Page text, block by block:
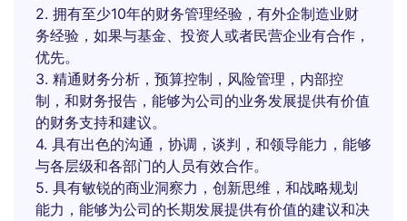
2. 拥有至少10年的财务管理经验，有外企制造业财
务经验，如果与基金、投资人或者民营企业有合作，
优先。
3. 精通财务分析，预算控制，风险管理，内部控
制，和财务报告，能够为公司的业务发展提供有价值
的财务支持和建议。
4. 具有出色的沟通，协调，谈判，和领导能力，能够
与各层级和各部门的人员有效合作。
5. 具有敏锐的商业洞察力，创新思维，和战略规划
能力，能够为公司的长期发展提供有价值的建议和决